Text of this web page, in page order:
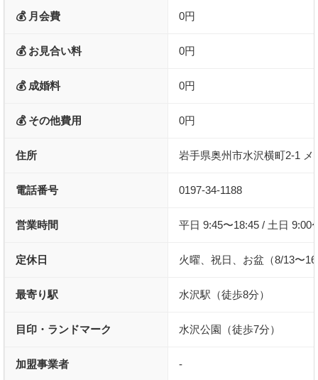
💰 月会費 0円
💰 お見合い料 0円
💰 成婚料 0円
💰 その他費用 0円
住所 岩手県奥州市水沢横町2-1 メ
電話番号 0197-34-1188
営業時間 平日 9:45〜18:45 / 土日 9:00
定休日 火曜、祝日、お盆（8/13〜
最寄り駅 水沢駅（徒歩8分）
目印・ランドマーク 水沢公園（徒歩7分）
加盟事業者 -